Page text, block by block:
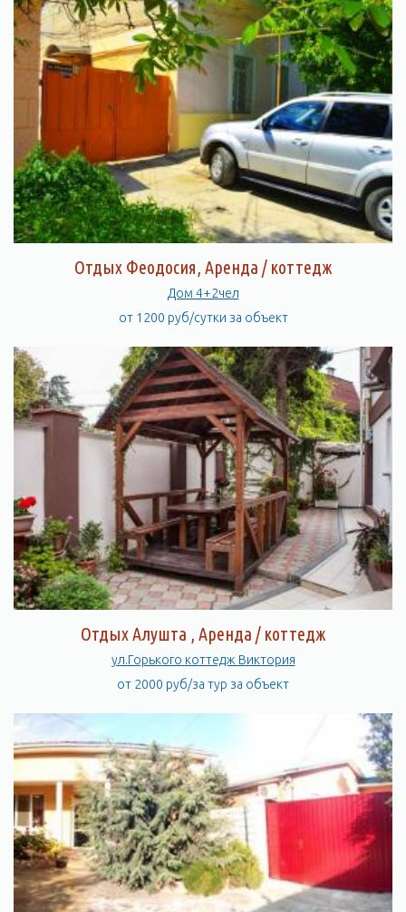
Отдых Феодосия, Аренда / коттедж
Дом 4+2чел
от 1200 руб/сутки за объект
Отдых Алушта , Аренда / коттедж
ул.Горького коттедж Виктория
от 2000 руб/за тур за объект